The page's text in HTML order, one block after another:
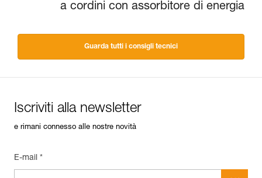
a cordini con assorbitore di energia
Guarda tutti i consigli tecnici
Iscriviti alla newsletter
e rimani connesso alle nostre novità
E-mail *